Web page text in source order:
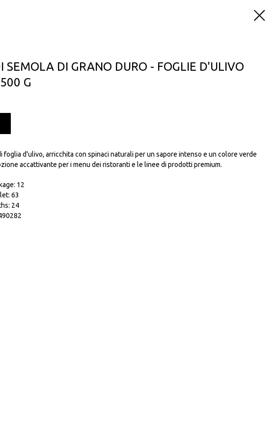
SEMOLA DI GRANO DURO - FOGLIE D'ULIVO
G
foglia d'ulivo, arricchita con spinaci naturali per un sapore intenso e un colore verde
accattivante per i menu dei ristoranti e le linee di prodotti premium.
12
63
24